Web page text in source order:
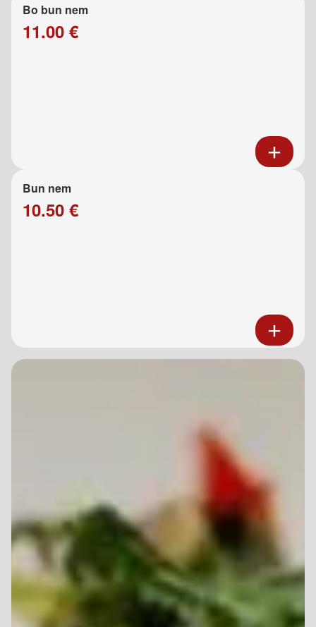
Bo bun nem
11.00 €
Bun nem
10.50 €